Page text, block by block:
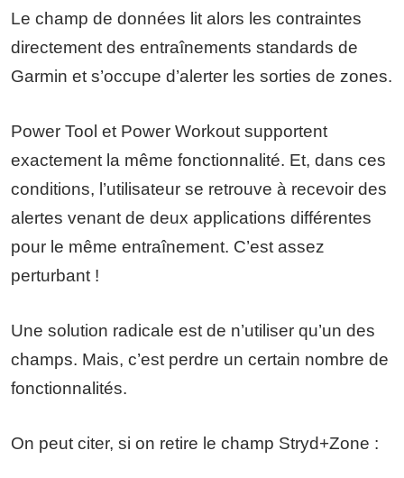
Le champ de données lit alors les contraintes
directement des entraînements standards de
Garmin et s’occupe d’alerter les sorties de zones.
Power Tool et Power Workout supportent
exactement la même fonctionnalité. Et, dans ces
conditions, l’utilisateur se retrouve à recevoir des
alertes venant de deux applications différentes
pour le même entraînement. C’est assez
perturbant !
Une solution radicale est de n’utiliser qu’un des
champs. Mais, c’est perdre un certain nombre de
fonctionnalités.
On peut citer, si on retire le champ Stryd+Zone :